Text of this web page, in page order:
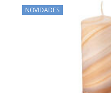
NOVIDADES